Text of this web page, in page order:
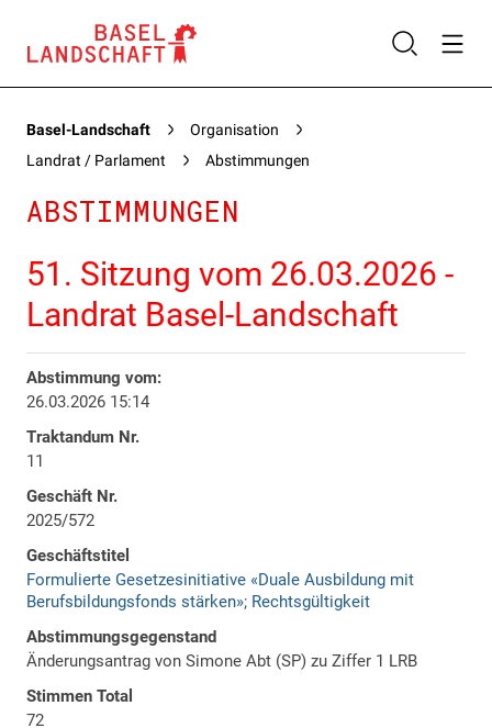
Basel-Landschaft
Organisation
Landrat / Parlament
Abstimmungen
ABSTIMMUNGEN